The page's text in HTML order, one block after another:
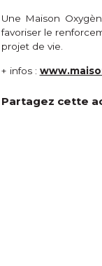
Une Maison
favoriser le
projet de vie.
+ infos :
Partagez cette